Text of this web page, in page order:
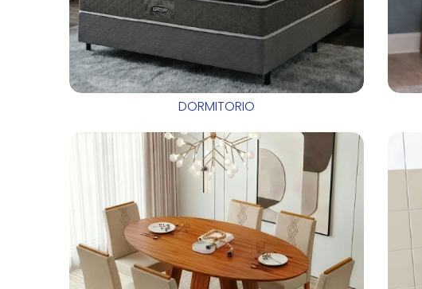
DORMITORIO